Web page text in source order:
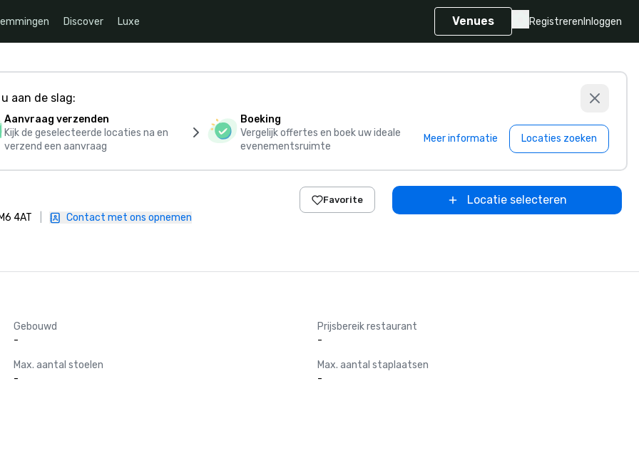
Discover Luxe Venues Registreren Inloggen
aan de slag:
Aanvraag verzenden
Kijk de geselecteerde locaties na en
verzend een aanvraag
Boeking
Vergelijk offertes en boek uw ideale
evenementsruimte
Meer informatie Locaties zoeken
4AT Contact met ons opnemen
Favorite Locatie selecteren
Gebouwd
-
Prijsbereik restaurant
-
Max. aantal stoelen
-
Max. aantal staplaatsen
-